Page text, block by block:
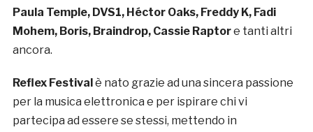
Paula Temple, DVS1, Héctor Oaks, Freddy K, Fadi
Mohem, Boris, Braindrop, Cassie Raptore tanti altri
ancora.
Reflex Festival è nato grazie ad una sincera passione
per la musica elettronica e per ispirare chi vi
partecipa ad essere se stessi, mettendo in